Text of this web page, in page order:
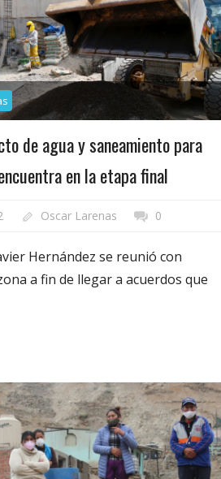
de agua y saneamiento para
en la etapa final
Oscar Larenas 0
Hernández se reunió con
a fin de llegar a acuerdos que